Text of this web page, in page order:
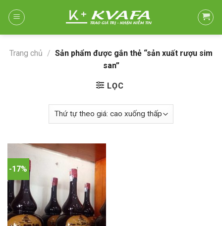
Trang chủ / Sản phẩm được gắn thẻ “sản xuất rượu sim
san”
LỌC
-17%